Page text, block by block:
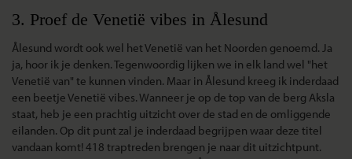
3. Proef de Venetië vibes in Ålesund
Ålesund wordt ook wel het Venetië van het Noorden genoemd. Ja
ja, hoor ik je denken. Tegenwoordig lijken we in elk land wel "het
Venetië van" te kunnen vinden. Maar in Ålesund kreeg ik inderdaad
een beetje Venetië vibes. Wanneer je op de top van de berg Aksla
staat, heb je een prachtig uitzicht over de stad en de omliggende
eilanden. Op dit punt zal je inderdaad begrijpen waar deze titel
vandaan komt! 418 traptreden brengen je naar dit uitzichtpunt.